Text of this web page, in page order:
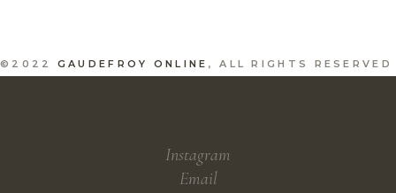
©2022 GAUDEFROY ONLINE , ALL RIGHTS RESERVED
Instagram
Email